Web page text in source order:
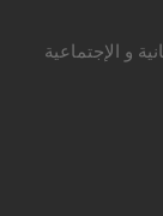
و الإجتماعية